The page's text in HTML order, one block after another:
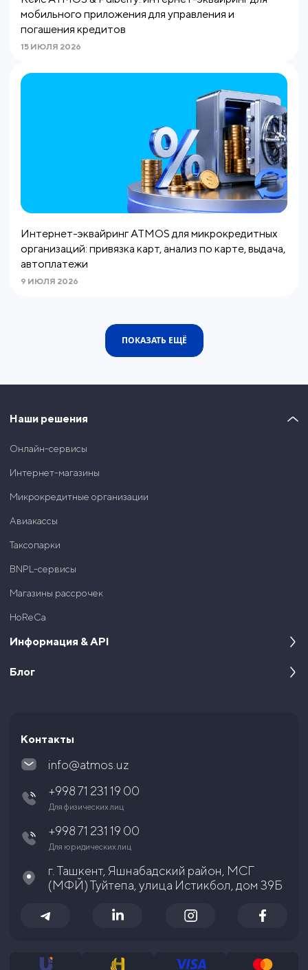
мобильного приложения для управления и
погашения кредитов
15 ИЮЛЯ 2026
Интернет-эквайринг ATMOS для микрокредитных
организаций: привязка карт, анализ по карте, выдача,
автоплатежи
9 ИЮЛЯ 2026
ПОКАЗАТЬ ЕЩЁ
Наши решения
Онлайн-сервисы
Интернет-магазины
Микрокредитные организации
Авиакассы
Таксопарки
BNPL-сервисы
Магазины рассрочек
HoReCa
Информация & API
О компании
Вопросы и ответы
Юридические документы
Акционерам и инвесторам
Блог
Контакты
info@atmos.uz
+998 71 231 19 00
Для физических лиц
+998 71 231 19 00
Для юридических лиц
г. Ташкент, Яшнабадский район, МСГ
(МФЙ) Туйтепа, улица Истикбол, дом 39Б